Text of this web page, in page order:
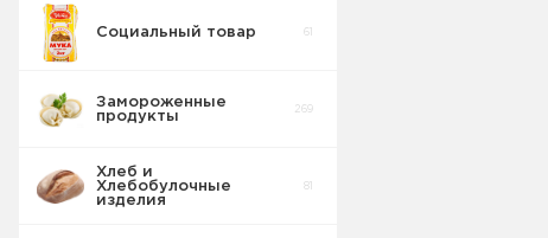
Заменители
Кисломолочные
Социальный товар 61
Замороженные
продукты
269
Хлеб и
Хлебобулочные
изделия
81